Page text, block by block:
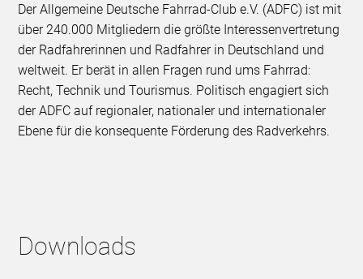
Der Allgemeine Deutsche Fahrrad-Club e.V. (ADFC) ist mit
über 240.000 Mitgliedern die größte Interessenvertretung
der Radfahrerinnen und Radfahrer in Deutschland und
weltweit. Er berät in allen Fragen rund ums Fahrrad:
Recht, Technik und Tourismus. Politisch engagiert sich
der ADFC auf regionaler, nationaler und internationaler
Ebene für die konsequente Förderung des Radverkehrs.
Downloads